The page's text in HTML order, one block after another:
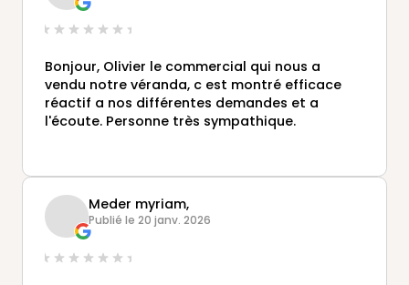
Bonjour, Olivier le commercial qui nous a
vendu notre véranda, c est montré efficace
réactif a nos différentes demandes et a
l'écoute. Personne très sympathique.
Meder myriam,
Publié le 20 janv. 2026